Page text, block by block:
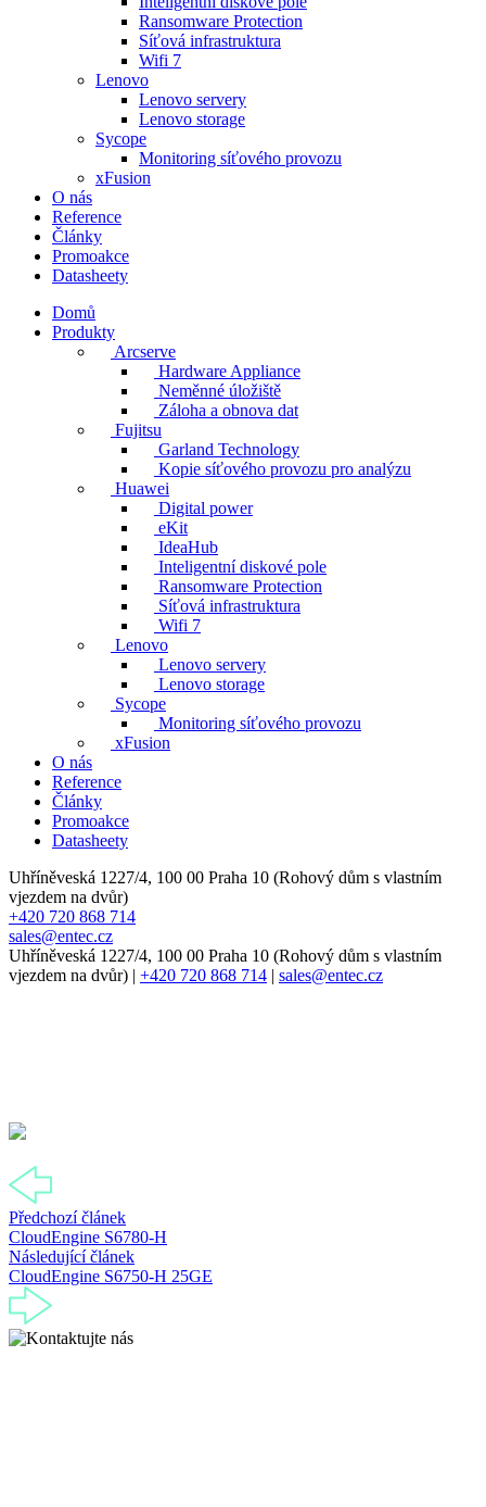
Ransomware Protection
Síťová infrastruktura
Wifi 7
Lenovo
Lenovo servery
Lenovo storage
Sycope
Monitoring síťového provozu
xFusion
O nás
Reference
Články
Promoakce
Datasheety
Domů
Produkty
Arcserve
Hardware Appliance
Neměnné úložiště
Záloha a obnova dat
Fujitsu
Garland Technology
Kopie síťového provozu pro analýzu
Huawei
Digital power
eKit
IdeaHub
Inteligentní diskové pole
Ransomware Protection
Síťová infrastruktura
Wifi 7
Lenovo
Lenovo servery
Lenovo storage
Sycope
Monitoring síťového provozu
xFusion
O nás
Reference
Články
Promoakce
Datasheety
Uhříněveská 1227/4, 100 00 Praha 10 (Rohový dům s vlastním
vjezdem na dvůr)
+420 720 868 714
sales@entec.cz
Uhříněveská 1227/4, 100 00 Praha 10 (Rohový dům s vlastním
vjezdem na dvůr) | +420 720 868 714 | sales@entec.cz
Předchozí článek
CloudEngine S6780-H
Následující článek
CloudEngine S6750-H 25GE